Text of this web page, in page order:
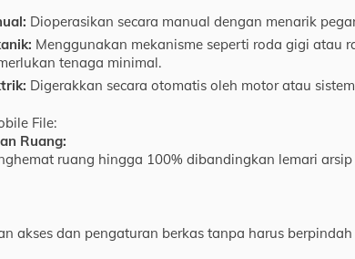
Dioperasikan secara manual dengan menarik
Menggunakan mekanisme seperti roda gigi atau
tenaga minimal.
Digerakkan secara otomatis oleh motor atau
File:
Ruang:
ruang hingga 100% dibandingkan lemari
akses dan pengaturan berkas tanpa harus